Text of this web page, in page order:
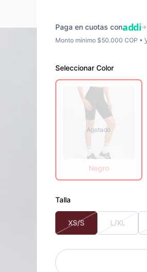
Paga en cuotas conaddi→
Monto mínimo $50.000 COP •
SeleccionarColor
Negro
Agotado
Talla
XS/S L/XL